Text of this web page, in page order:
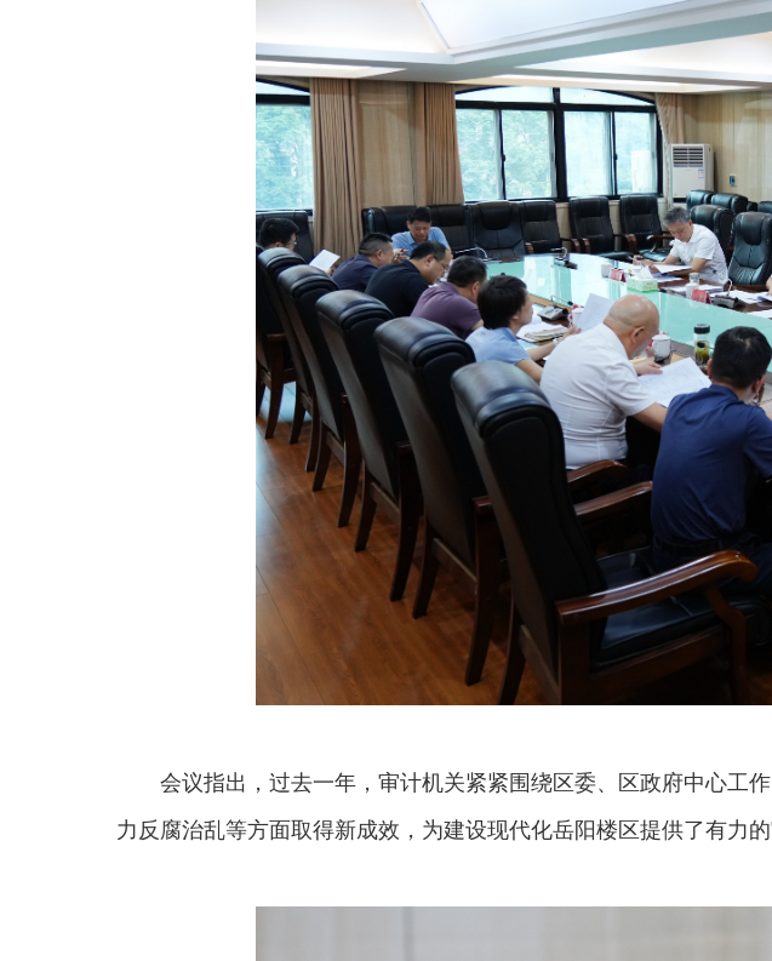
会议指出，过去一年，审计机关紧紧围绕区委、区政府中心工
力反腐治乱等方面取得新成效，为建设现代化岳阳楼区提供了有力的